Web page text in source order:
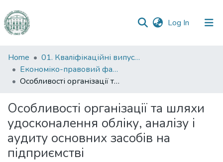
Log In (current)
Communities
&
Collections
Statistics
Home
01. Кваліфікаційні випускні роботи здобувачів вищої освіти
Економіко-правовий факультет
Особливості організації та шляхи удосконалення обліку, аналізу і аудиту основних засобів на підприємстві
Особливості організації та шляхи
удосконалення обліку, аналізу і
аудиту основних засобів на
підприємстві